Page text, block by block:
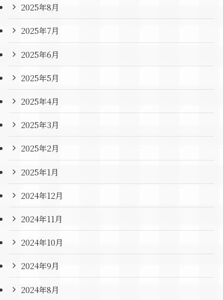
2025年8月
2025年7月
2025年6月
2025年5月
2025年4月
2025年3月
2025年2月
2025年1月
2024年12月
2024年11月
2024年10月
2024年9月
2024年8月